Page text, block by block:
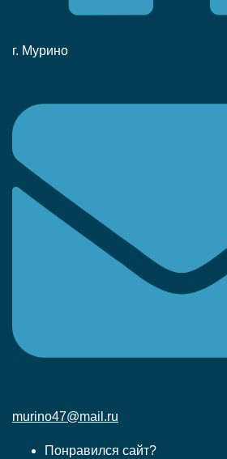
г. Мурино
murino47@mail.ru
Понравился сайт?